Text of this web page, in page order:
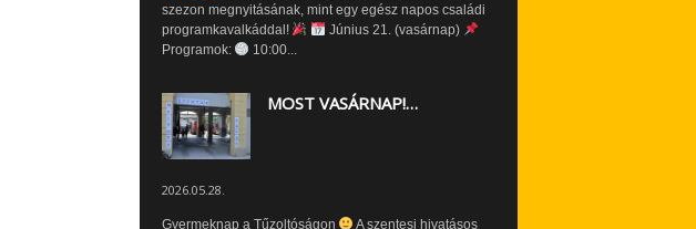
szezon megnyitásának, mint egy egész napos családi
programkavalkáddal!
Június 21. (vasárnap)
Programok:
10:00...
MOST VASÁRNAP!…
2026.05.28.
Gyermeknap a Tűzoltóságon
A szentesi hivatásos